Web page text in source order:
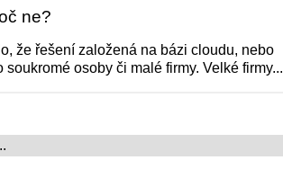
ne?
že řešení založená na bázi cloudu, nebo
osoby či malé firmy. Velké firmy...